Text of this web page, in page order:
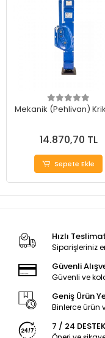
Mekanik (Pehlivan)
14.870,70 TL
Sepete Ekle
Hızlı Teslimat
Siparişleriniz
Güvenli
Güvenli ve
Geniş Ürün
Binlerce ürün
7 / 24 DESTEK